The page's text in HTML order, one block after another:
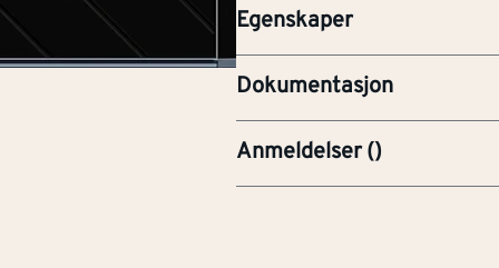
Egenskaper
Dokumentasjon
YTE-Ytelseserklæring (CE-
Anmeldelser()